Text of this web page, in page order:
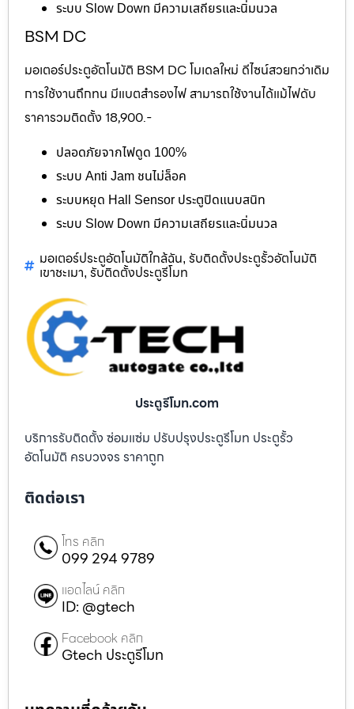
ระบบ Slow Down มีความเสถียรและนิ่มนวล
BSM DC
มอเตอร์ประตูอัตโนมัติ BSM DC โมเดลใหม่ ดีไซน์สวยกว่าเดิม
การใช้งานถึกทน มีแบตสำรองไฟ สามารถใช้งานได้แม้ไฟดับ
ราคารวมติดตั้ง 18,900.-
ปลอดภัยจากไฟดูด 100%
ระบบ Anti Jam ชนไม่ล็อค
ระบบหยุด Hall Sensor ประตูปิดแนบสนิท
ระบบ Slow Down มีความเสถียรและนิ่มนวล
มอเตอร์ประตูอัตโนมัติใกล้ฉัน, รับติดตั้งประตูรั้วอัตโนมัติ
เขาชะเมา, รับติดตั้งประตูรีโมท
ประตูรีโมท.com
บริการรับติดตั้ง ซ่อมแซ่ม ปรับปรุงประตูรีโมท ประตูรั้ว
อัตโนมัติ ครบวงจร ราคาถูก
ติดต่อเรา
โทร คลิก
099 294 9789
แอดไลน์ คลิก
ID: @gtech
Facebook คลิก
Gtech ประตูรีโมท